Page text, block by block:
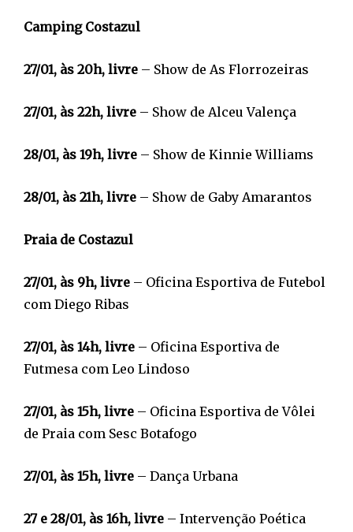
Camping Costazul
27/01, às 20h, livre – Show de As Florrozeiras
27/01, às 22h, livre – Show de Alceu Valença
28/01, às 19h, livre – Show de Kinnie Williams
28/01, às 21h, livre – Show de Gaby Amarantos
Praia de Costazul
27/01, às 9h, livre – Oficina Esportiva de Futebol
com Diego Ribas
27/01, às 14h, livre – Oficina Esportiva de
Futmesa com Leo Lindoso
27/01, às 15h, livre – Oficina Esportiva de Vôlei
de Praia com Sesc Botafogo
27/01, às 15h, livre – Dança Urbana
27 e 28/01, às 16h, livre – Intervenção Poética